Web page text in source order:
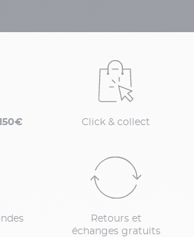
Click & collect
Retours et
échanges gratuits